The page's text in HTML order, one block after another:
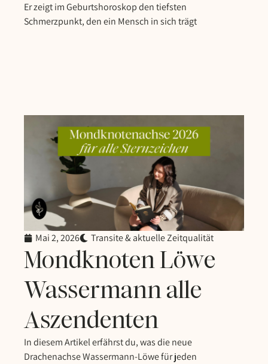
Er zeigt im Geburtshoroskop den tiefsten
Schmerzpunkt, den ein Mensch in sich trägt
Mai 2, 2026 Transite & aktuelle Zeitqualität
Mondknoten Löwe
Wassermann alle
Aszendenten
In diesem Artikel erfährst du, was die neue
Drachenachse Wassermann-Löwe für jeden